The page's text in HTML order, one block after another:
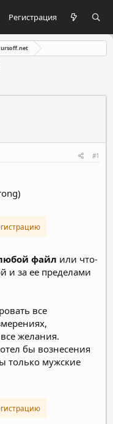
Регистрация
#1
файл или что-
и за ее пределами
все
желания.
бы вознесения
только мужские